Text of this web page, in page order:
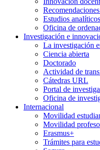
Estudios
Oficina de
Investigación e
La investigación
Ciencia abierta
Doctorado
Actividad de
Cátedras URL
Portal de
Oficina de
Internacional
Movilidad
Movilidad
Erasmus+
Trámites para